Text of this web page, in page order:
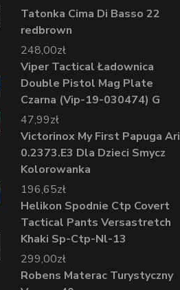
Tatonka Cima Di Basso 22
redbrown
248,00zł
Viper Tactical Ładownica
Double Pistol Mag Plate
Czarna (Vip-19-030474) G
47,99zł
Victorinox My First Papuga Ari
0.2373.E3 Dla Dzieci Smycz
Kolorowanka
196,65zł
Helikon Spodnie Ctp Covert
Tactical Pants Versastretch
Khaki Sp-Ctp-Nl-13
299,00zł
Robens Materac Turystyczny